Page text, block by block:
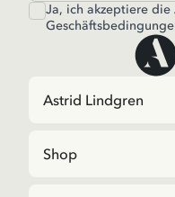
Ja, ich akzeptiere die
Astrid Lindgren
Shop